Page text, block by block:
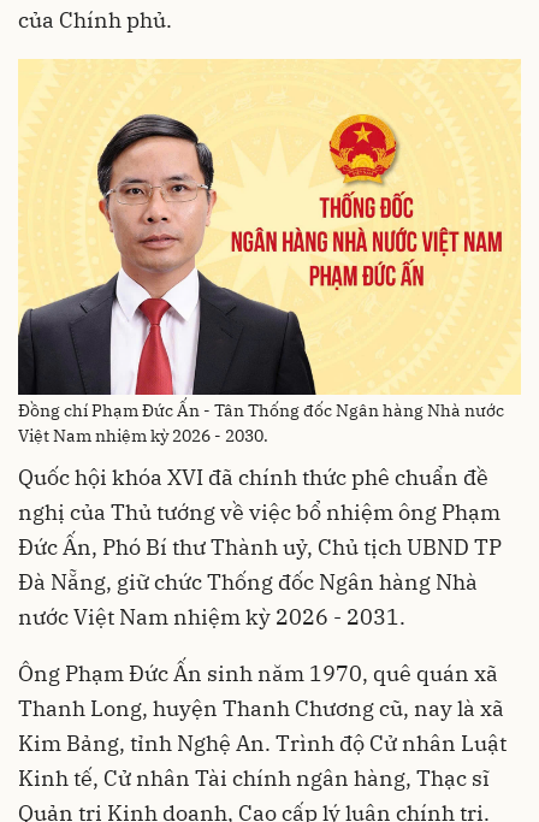
của Chính phủ.
Đồng chí Phạm Đức Ấn - Tân Thống đốc Ngân hàng Nhà nước
Việt Nam nhiệm kỳ 2026 - 2030.
Quốc hội khóa XVI đã chính thức phê chuẩn đề
nghị của Thủ tướng về việc bổ nhiệm ông Phạm
Đức Ấn, Phó Bí thư Thành uỷ, Chủ tịch UBND TP
Đà Nẵng, giữ chức Thống đốc Ngân hàng Nhà
nước Việt Nam nhiệm kỳ 2026 - 2031.
Ông Phạm Đức Ấn sinh năm 1970, quê quán xã
Thanh Long, huyện Thanh Chương cũ, nay là xã
Kim Bảng, tỉnh Nghệ An. Trình độ Cử nhân Luật
Kinh tế, Cử nhân Tài chính ngân hàng, Thạc sĩ
Quản trị Kinh doanh, Cao cấp lý luận chính trị.